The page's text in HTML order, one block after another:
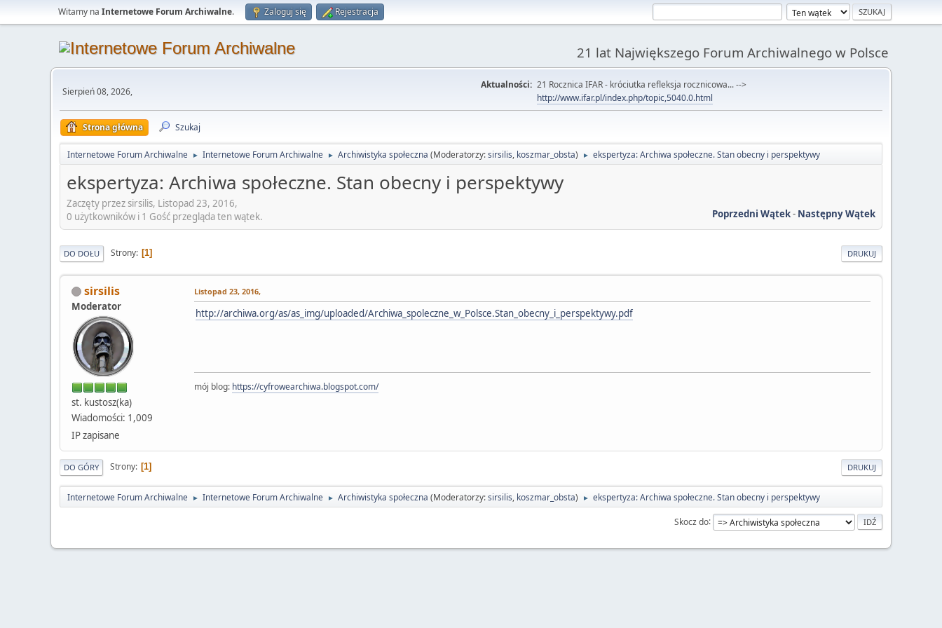
Witamy na Internetowe Forum Archiwalne. Zaloguj się Rejestracja
21 lat Największego Forum Archiwalnego w Polsce
Sierpień 08, 2026,
Aktualności: 21 Rocznica IFAR - króciutka refleksja rocznicowa... -->
http://www.ifar.pl/index.php/topic,5040.0.html
Strona główna Szukaj
Internetowe Forum Archiwalne ► Internetowe Forum Archiwalne ► Archiwistyka społeczna (Moderatorzy:sirsilis, koszmar_obsta) ► ekspertyza: Archiwa społeczne. Stan obecny i perspektywy
ekspertyza: Archiwa społeczne. Stan obecny i perspektywy
Zaczęty przez sirsilis, Listopad 23, 2016,
Poprzedni Wątek- Następny Wątek
0 użytkowników i 1 Gość przegląda ten wątek.
DRUKUJ
DO DOŁU Strony 1
sirsilis
Moderator
st. kustosz(ka)
Wiadomości: 1,009
IP zapisane
Listopad 23, 2016,
http://archiwa.org/as/as_img/uploaded/Archiwa_spoleczne_w_Polsce.Stan_obecny_i_perspektywy.pdf
mój blog: https://cyfrowearchiwa.blogspot.com/
DRUKUJ
DO GÓRY Strony 1
Internetowe Forum Archiwalne ► Internetowe Forum Archiwalne ► Archiwistyka społeczna (Moderatorzy:sirsilis, koszmar_obsta) ► ekspertyza: Archiwa społeczne. Stan obecny i perspektywy
Skocz do